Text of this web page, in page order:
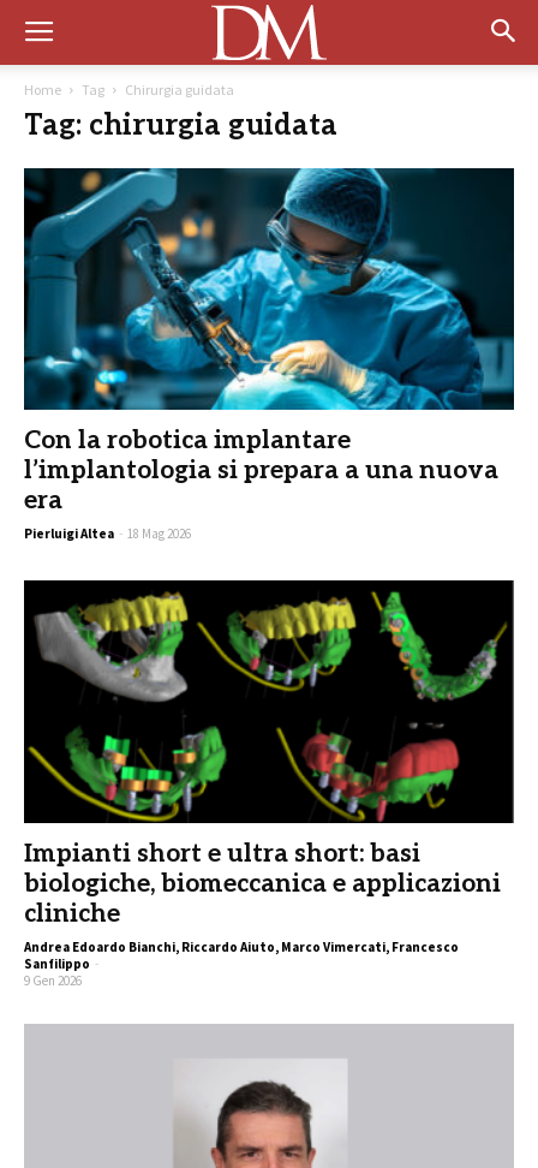
Home Tag Chirurgia guidata
Tag: chirurgia guidata
Con la robotica implantare
l’implantologia si prepara a una nuova
era
Pierluigi Altea - 18 Mag 2026
Impianti short e ultra short: basi
biologiche, biomeccanica e applicazioni
cliniche
Andrea Edoardo Bianchi, Riccardo Aiuto, Marco Vimercati, Francesco
Sanfilippo -
9 Gen 2026